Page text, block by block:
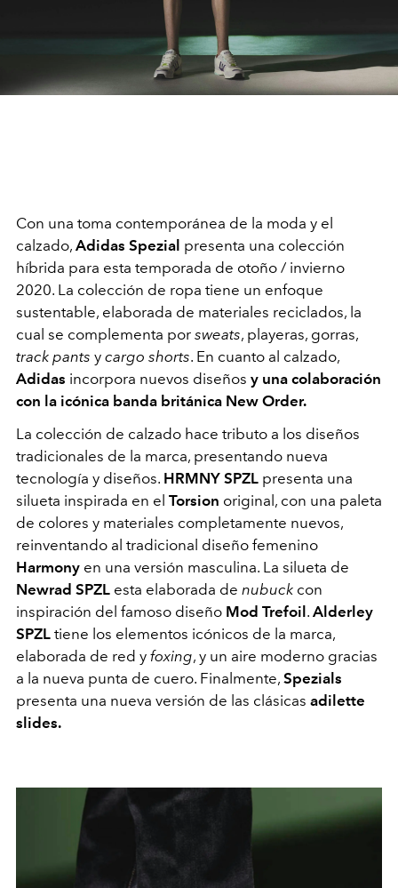
Con una toma contemporánea de la moda y el
calzado, Adidas Spezial presenta una colección
híbrida para esta temporada de otoño / invierno
2020. La colección de ropa tiene un enfoque
sustentable, elaborada de materiales reciclados, la
cual se complementa por sweats, playeras, gorras,
track pants y cargo shorts. En cuanto al calzado,
Adidas incorpora nuevos diseños y una colaboración
con la icónica banda británica New Order.
La colección de calzado hace tributo a los diseños
tradicionales de la marca, presentando nueva
tecnología y diseños. HRMNY SPZL presenta una
silueta inspirada en el Torsion original, con una paleta
de colores y materiales completamente nuevos,
reinventando al tradicional diseño femenino
Harmony en una versión masculina. La silueta de
Newrad SPZL esta elaborada de nubuck con
inspiración del famoso diseño Mod Trefoil . Alderley
SPZL tiene los elementos icónicos de la marca,
elaborada de red y foxing, y un aire moderno gracias
a la nueva punta de cuero. Finalmente, Spezials
presenta una nueva versión de las clásicas adilette
slides.